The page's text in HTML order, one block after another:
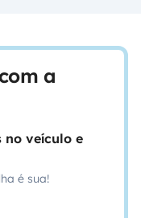
a
no veículo e
é sua!